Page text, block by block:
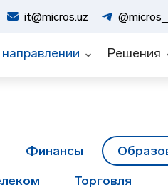
it@micros.uz
Решения
Финансы
Торговля